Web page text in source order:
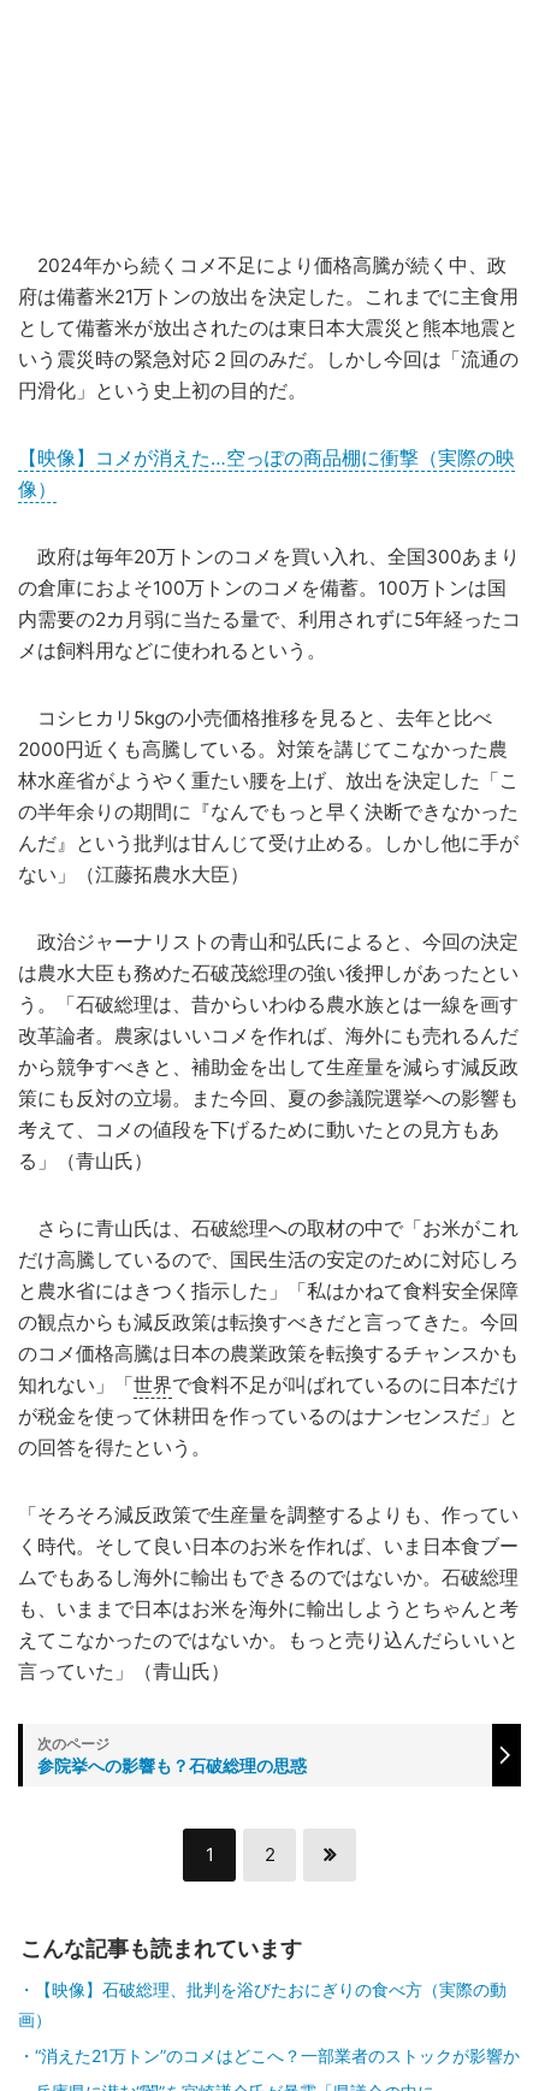
2024年から続くコメ不足により価格高騰が続く中、政
府は備蓄米21万トンの放出を決定した。これまでに主食用
として備蓄米が放出されたのは東日本大震災と熊本地震と
いう震災時の緊急対応２回のみだ。しかし今回は「流通の
円滑化」という史上初の目的だ。
【映像】コメが消えた…空っぽの商品棚に衝撃（実際の映
像）
政府は毎年20万トンのコメを買い入れ、全国300あまり
の倉庫におよそ100万トンのコメを備蓄。100万トンは国
内需要の2カ月弱に当たる量で、利用されずに5年経ったコ
メは飼料用などに使われるという。
コシヒカリ5kgの小売価格推移を見ると、去年と比べ
2000円近くも高騰している。対策を講じてこなかった農
林水産省がようやく重たい腰を上げ、放出を決定した「こ
の半年余りの期間に『なんでもっと早く決断できなかった
んだ』という批判は甘んじて受け止める。しかし他に手が
ない」（江藤拓農水大臣）
政治ジャーナリストの青山和弘氏によると、今回の決定
は農水大臣も務めた石破茂総理の強い後押しがあったとい
う。「石破総理は、昔からいわゆる農水族とは一線を画す
改革論者。農家はいいコメを作れば、海外にも売れるんだ
から競争すべきと、補助金を出して生産量を減らす減反政
策にも反対の立場。また今回、夏の参議院選挙への影響も
考えて、コメの値段を下げるために動いたとの見方もあ
る」（青山氏）
さらに青山氏は、石破総理への取材の中で「お米がこれ
だけ高騰しているので、国民生活の安定のために対応しろ
と農水省にはきつく指示した」「私はかねて食料安全保障
の観点からも減反政策は転換すべきだと言ってきた。今回
のコメ価格高騰は日本の農業政策を転換するチャンスかも
知れない」「世界で食料不足が叫ばれているのに日本だけ
が税金を使って休耕田を作っているのはナンセンスだ」と
の回答を得たという。
「そろそろ減反政策で生産量を調整するよりも、作ってい
く時代。そして良い日本のお米を作れば、いま日本食ブー
ムでもあるし海外に輸出もできるのではないか。石破総理
も、いままで日本はお米を海外に輸出しようとちゃんと考
えてこなかったのではないか。もっと売り込んだらいいと
言っていた」（青山氏）
参院挙への影響も？石破総理の思惑
1 2
こんな記事も読まれています
【映像】石破総理、批判を浴びたおにぎりの食べ方（実際の動
画）
“消えた21万トン”のコメはどこへ？一部業者のストックが影響か